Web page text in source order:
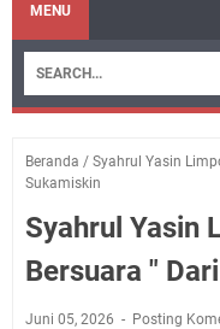
MENU
Beranda / Syahrul Yasin
Sukamiskin
Syahrul Yasin
Bersuara "
Juni 05, 2026 Posting